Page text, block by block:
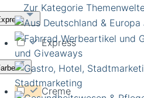
Zur Kategorie
und Giveaways
Stadtmarketing
Express
Creme